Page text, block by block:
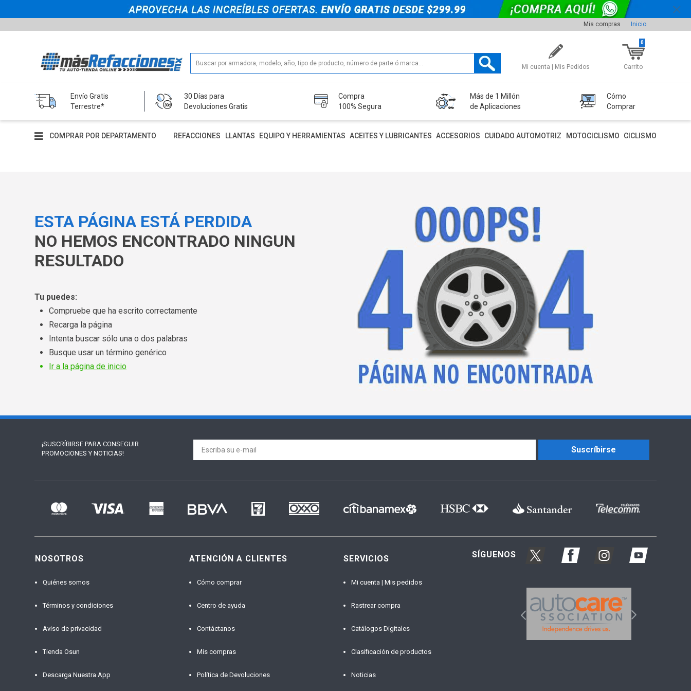
Mis compras Inicio
Mi cuenta | Mis Pedidos Carrito
0
Envío Gratis
Terrestre*
30 Días para
Devoluciones Gratis
Compra
100% Segura
Más de 1 Millón
de Aplicaciones
Cómo
Comprar
COMPRAR POR DEPARTAMENTO REFACCIONES LLANTAS EQUIPO Y HERRAMIENTAS ACEITES Y LUBRICANTES ACCESORIOS CUIDADO AUTOMOTRIZ MOTOCICLISMO CICLISMO
ESTA PÁGINA ESTÁ PERDIDA
NO HEMOS ENCONTRADO NINGUN
RESULTADO
Tu puedes:
Compruebe que ha escrito correctamente
Recarga la página
Intenta buscar sólo una o dos palabras
Busque usar un término genérico
Ir a la página de inicio
¡SUSCRÍBIRSE PARA CONSEGUIR
PROMOCIONES Y NOTICIAS!
Suscríbirse
NOSOTROS
Quiénes somos
Términos y condiciones
Aviso de privacidad
Tienda Osun
Descarga Nuestra App
ATENCIÓN A CLIENTES
Cómo comprar
Centro de ayuda
Contáctanos
Mis compras
Política de Devoluciones
SERVICIOS
Mi cuenta | Mis pedidos
Rastrear compra
Catálogos Digitales
Clasificación de productos
Noticias
SÍGUENOS